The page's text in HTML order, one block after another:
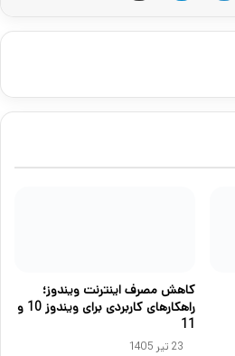
کاهش مصرف اینترنت ویندوز؛
راهکارهای کاربردی برای ویندوز 10 و
11
23 تیر 1405